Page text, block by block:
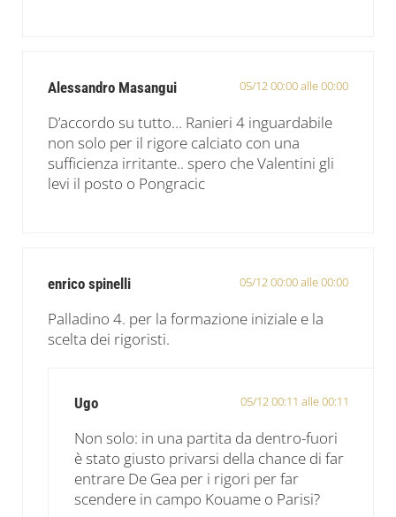
Alessandro Masangui 05/12 00:00 alle 00:00
D’accordo su tutto… Ranieri 4 inguardabile
non solo per il rigore calciato con una
sufficienza irritante.. spero che Valentini gli
levi il posto o Pongracic
enrico spinelli 05/12 00:00 alle 00:00
Palladino 4. per la formazione iniziale e la
scelta dei rigoristi.
Ugo 05/12 00:11 alle 00:11
Non solo: in una partita da dentro-fuori
è stato giusto privarsi della chance di far
entrare De Gea per i rigori per far
scendere in campo Kouame o Parisi?